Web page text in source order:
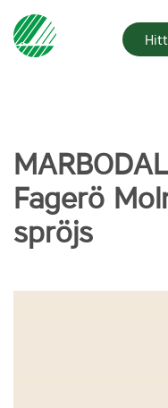
Fagerö
spröjs